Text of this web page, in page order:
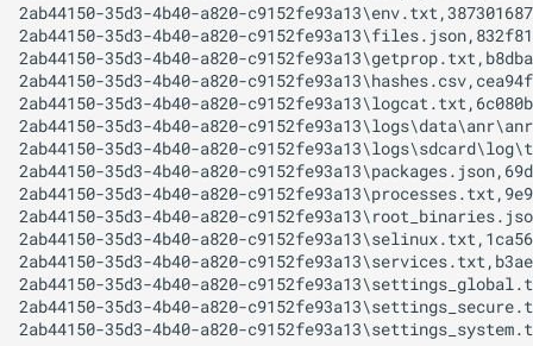
2ab44150-35d3-4b40-a820-
2ab44150-35d3-4b40-a820-
2ab44150-35d3-4b40-a820-
2ab44150-35d3-4b40-a820-
2ab44150-35d3-4b40-a820-
2ab44150-35d3-4b40-a820-
2ab44150-35d3-4b40-a820-
2ab44150-35d3-4b40-a820-
2ab44150-35d3-4b40-a820-
2ab44150-35d3-4b40-a820-
2ab44150-35d3-4b40-a820-
2ab44150-35d3-4b40-a820-
2ab44150-35d3-4b40-a820-
2ab44150-35d3-4b40-a820-